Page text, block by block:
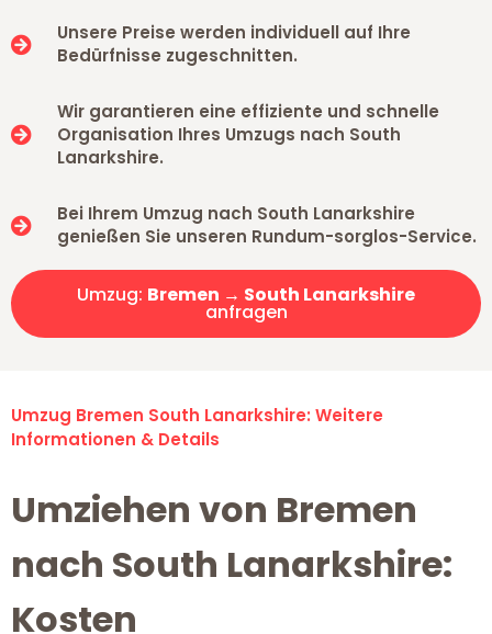
Unsere Preise werden individuell auf Ihre
Bedürfnisse zugeschnitten.
Wir garantieren eine effiziente und schnelle
Organisation Ihres Umzugs nach South
Lanarkshire.
Bei Ihrem Umzug nach South Lanarkshire
genießen Sie unseren Rundum-sorglos-Service.
Umzug: Bremen → South Lanarkshire
anfragen
Umzug Bremen South Lanarkshire: Weitere
Informationen & Details
Umziehen von Bremen
nach South Lanarkshire:
Kosten